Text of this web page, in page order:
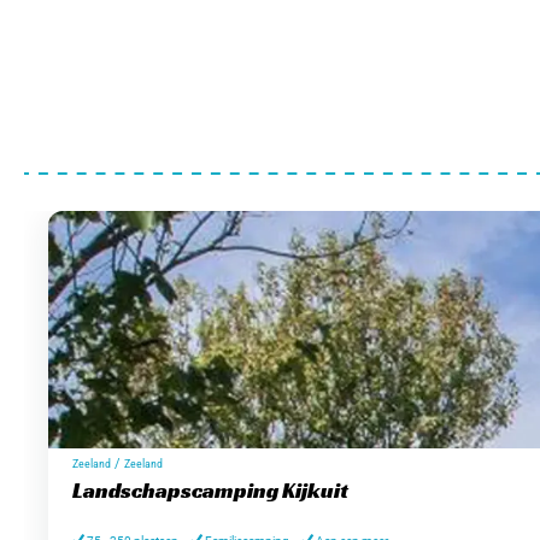
Zeeland / Zeeland
Landschapscamping Kijkuit